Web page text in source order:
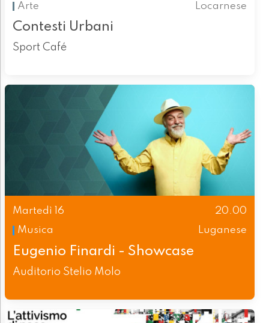
Arte Locarnese
Contesti Urbani
Sport Café
Martedì 16
20.00
Musica
Luganese
Eugenio Finardi - Showcase
Auditorio Stelio Molo